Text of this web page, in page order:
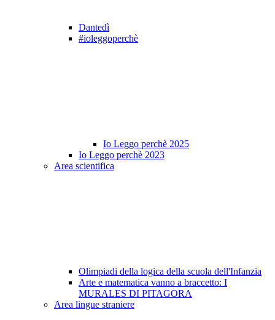
Dantedì
#ioleggoperchè
Io Leggo perchè 2025
Io Leggo perchè 2023
Area scientifica
Olimpiadi della logica della scuola dell'Infanzia
Arte e matematica vanno a braccetto: I
MURALES DI PITAGORA
Area lingue straniere